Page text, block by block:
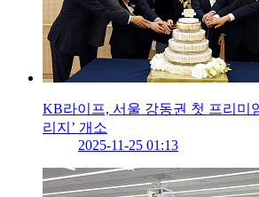
KB라이프, 서울 강동권 첫 프리미
리지’ 개소
2025-11-25 01:13